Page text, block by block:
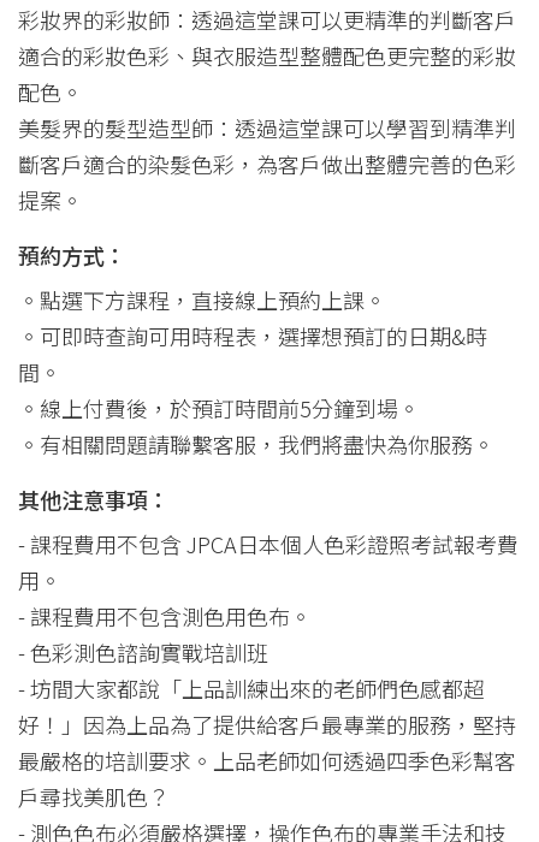
彩妝界的彩妝師：透過這堂課可以更精準的判斷客戶
適合的彩妝色彩、與衣服造型整體配色更完整的彩妝
配色。
美髮界的髮型造型師：透過這堂課可以學習到精準判
斷客戶適合的染髮色彩，為客戶做出整體完善的色彩
提案。
預約方式：
。點選下方課程，直接線上預約上課。
。可即時查詢可用時程表，選擇想預訂的日期&時
間。
。線上付費後，於預訂時間前5分鐘到場。
。有相關問題請聯繫客服，我們將盡快為你服務。
其他注意事項：
- 課程費用不包含 JPCA日本個人色彩證照考試報考費
用。
- 課程費用不包含測色用色布。
- 色彩測色諮詢實戰培訓班
- 坊間大家都說「上品訓練出來的老師們色感都超
好！」因為上品為了提供給客戶最專業的服務，堅持
最嚴格的培訓要求。上品老師如何透過四季色彩幫客
戶尋找美肌色？
- 測色色布必須嚴格選擇，操作色布的專業手法和技